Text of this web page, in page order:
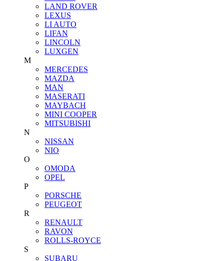
LAND ROVER
LEXUS
LI AUTO
LIFAN
LINCOLN
LUXGEN
M
MERCEDES
MAZDA
MAN
MASERATI
MAYBACH
MINI COOPER
MITSUBISHI
N
NISSAN
NIO
O
OMODA
OPEL
P
PORSCHE
PEUGEOT
R
RENAULT
RAVON
ROLLS-ROYCE
S
SUBARU